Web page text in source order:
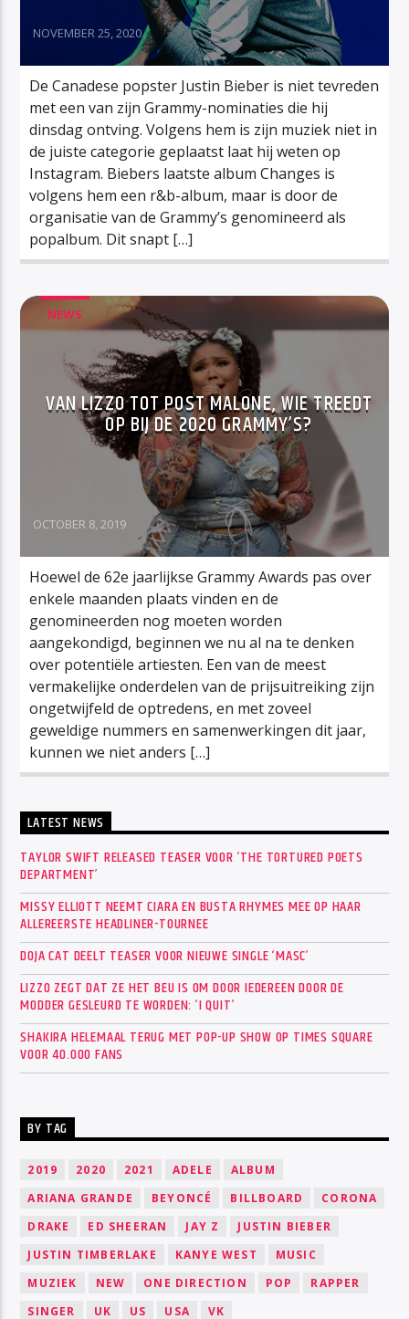
NOVEMBER 25, 2020
De Canadese popster Justin Bieber is niet tevreden
met een van zijn Grammy-nominaties die hij
dinsdag ontving. Volgens hem is zijn muziek niet in
de juiste categorie geplaatst laat hij weten op
Instagram. Biebers laatste album Changes is
volgens hem een r&b-album, maar is door de
organisatie van de Grammy’s genomineerd als
popalbum. Dit snapt […]
NEWS
VAN LIZZO TOT POST MALONE, WIE TREEDT
OP BIJ DE 2020 GRAMMY’S?
OCTOBER 8, 2019
Hoewel de 62e jaarlijkse Grammy Awards pas over
enkele maanden plaats vinden en de
genomineerden nog moeten worden
aangekondigd, beginnen we nu al na te denken
over potentiële artiesten. Een van de meest
vermakelijke onderdelen van de prijsuitreiking zijn
ongetwijfeld de optredens, en met zoveel
geweldige nummers en samenwerkingen dit jaar,
kunnen we niet anders […]
LATEST NEWS
TAYLOR SWIFT RELEASED TEASER VOOR ‘THE TORTURED POETS
DEPARTMENT’
MISSY ELLIOTT NEEMT CIARA EN BUSTA RHYMES MEE OP HAAR
ALLEREERSTE HEADLINER-TOURNEE
DOJA CAT DEELT TEASER VOOR NIEUWE SINGLE ‘MASC’
LIZZO ZEGT DAT ZE HET BEU IS OM DOOR IEDEREEN DOOR DE
MODDER GESLEURD TE WORDEN: ‘I QUIT’
SHAKIRA HELEMAAL TERUG MET POP-UP SHOW OP TIMES SQUARE
VOOR 40.000 FANS
BY TAG
2019 2020 2021 ADELE
ALBUM
ARIANA GRANDE
BEYONCÉ BILLBOARD
CORONA
DRAKE
ED SHEERAN JAY Z
JUSTIN BIEBER
JUSTIN TIMBERLAKE
KANYE WEST
MUSIC
MUZIEK
NEW ONE DIRECTION POP
RAPPER
SINGER
UK US USA VK